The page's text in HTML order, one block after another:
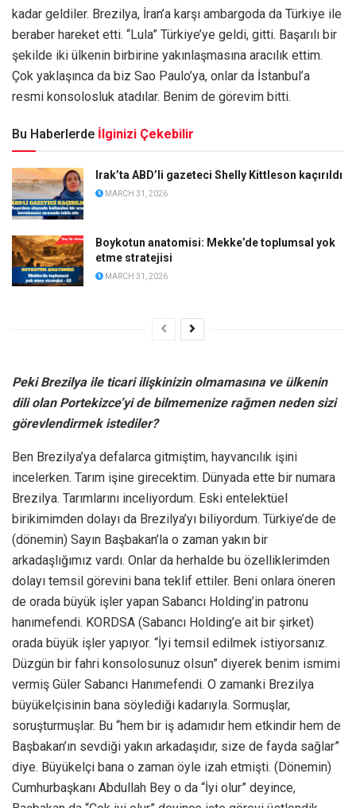
kadar geldiler. Brezilya, İran’a karşı ambargoda da Türkiye ile
beraber hareket etti. “Lula” Türkiye’ye geldi, gitti. Başarılı bir
şekilde iki ülkenin birbirine yakınlaşmasına aracılık ettim.
Çok yaklaşınca da biz Sao Paulo’ya, onlar da İstanbul’a
resmi konsolosluk atadılar. Benim de görevim bitti.
Bu Haberlerde İlginizi Çekebilir
Irak’ta ABD’li gazeteci Shelly Kittleson kaçırıldı
MARCH 31, 2026
Boykotun anatomisi: Mekke’de toplumsal yok
etme stratejisi
MARCH 31, 2026
Peki Brezilya ile ticari ilişkinizin olmamasına ve ülkenin
dili olan Portekizce’yi de bilmemenize rağmen neden sizi
görevlendirmek istediler?
Ben Brezilya’ya defalarca gitmiştim, hayvancılık işini
incelerken. Tarım işine girecektim. Dünyada ette bir numara
Brezilya. Tarımlarını inceliyordum. Eski entelektüel
birikimimden dolayı da Brezilya’yı biliyordum. Türkiye’de de
(dönemin) Sayın Başbakan’la o zaman yakın bir
arkadaşlığımız vardı. Onlar da herhalde bu özelliklerimden
dolayı temsil görevini bana teklif ettiler. Beni onlara öneren
de orada büyük işler yapan Sabancı Holding’in patronu
hanımefendi. KORDSA (Sabancı Holding’e ait bir şirket)
orada büyük işler yapıyor. “İyi temsil edilmek istiyorsanız.
Düzgün bir fahri konsolosunuz olsun” diyerek benim ismimi
vermiş Güler Sabancı Hanımefendi. O zamanki Brezilya
büyükelçisinin bana söylediği kadarıyla. Sormuşlar,
soruşturmuşlar. Bu “hem bir iş adamıdır hem etkindir hem de
Başbakan’ın sevdiği yakın arkadaşıdır, size de fayda sağlar”
diye. Büyükelçi bana o zaman öyle izah etmişti. (Dönemin)
Cumhurbaşkanı Abdullah Bey o da “İyi olur” deyince,